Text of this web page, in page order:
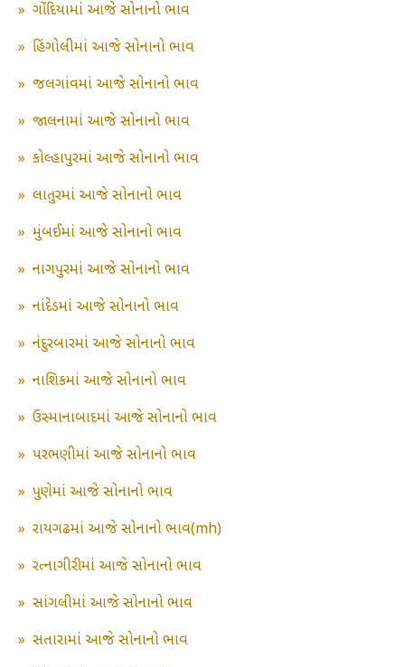
» ગોંદિયામાં આજે સોનાનો ભાવ
» હિંગોલીમાં આજે સોનાનો ભાવ
» જલગાંવમાં આજે સોનાનો ભાવ
» જાલનામાં આજે સોનાનો ભાવ
» કોલ્હાપુરમાં આજે સોનાનો ભાવ
» લાતુરમાં આજે સોનાનો ભાવ
» મુંબઈમાં આજે સોનાનો ભાવ
» નાગપુરમાં આજે સોનાનો ભાવ
» નાંદેડમાં આજે સોનાનો ભાવ
» નંદુરબારમાં આજે સોનાનો ભાવ
» નાશિકમાં આજે સોનાનો ભાવ
» ઉસ્માનાબાદમાં આજે સોનાનો ભાવ
» પરભણીમાં આજે સોનાનો ભાવ
» પુણેમાં આજે સોનાનો ભાવ
» રાયગઢમાં આજે સોનાનો ભાવ(mh)
» રત્નાગીરીમાં આજે સોનાનો ભાવ
» સાંગલીમાં આજે સોનાનો ભાવ
» સતારામાં આજે સોનાનો ભાવ